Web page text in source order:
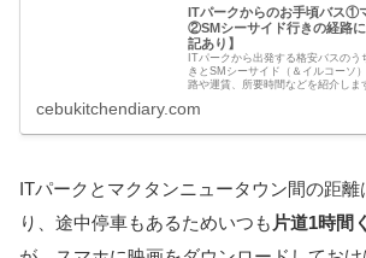
ITパークからのお手頃バス①
②SMシーサイド行きの経路
記あり】
ITパークから出発する格安バスの
きとSMシーサイド（＆イルコーソ
路や運賃、所要時間などを紹介しま
cebukitchendiary.com
ITパークとマクタンニュータウン間の距離
り、途中停車もあるためいつも 片道1時間